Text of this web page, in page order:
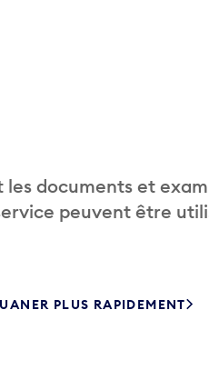
les documents et
peuvent être
PLUS RAPIDEMENT